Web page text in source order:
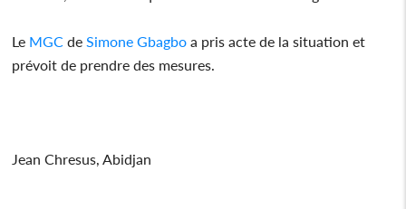
Le MGC de Simone Gbagbo a pris acte de la situation et
prévoit de prendre des mesures.
Jean Chresus, Abidjan